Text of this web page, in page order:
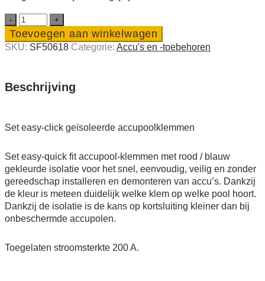
Set
easy-
click
geïsoleerde
Toevoegen aan winkelwagen
SKU: SF50618 Categorie: Accu's en -toebehoren
Beschrijving
Set easy-click geïsoleerde accupoolklemmen
Set easy-quick fit accupool-klemmen met rood / blauw
gekleurde isolatie voor het snel, eenvoudig, veilig en zonder
gereedschap installeren en demonteren van accu’s. Dankzij
de kleur is meteen duidelijk welke klem op welke pool hoort.
Dankzij de isolatie is de kans op kortsluiting kleiner dan bij
onbeschermde accupolen.
Toegelaten stroomsterkte 200 A.